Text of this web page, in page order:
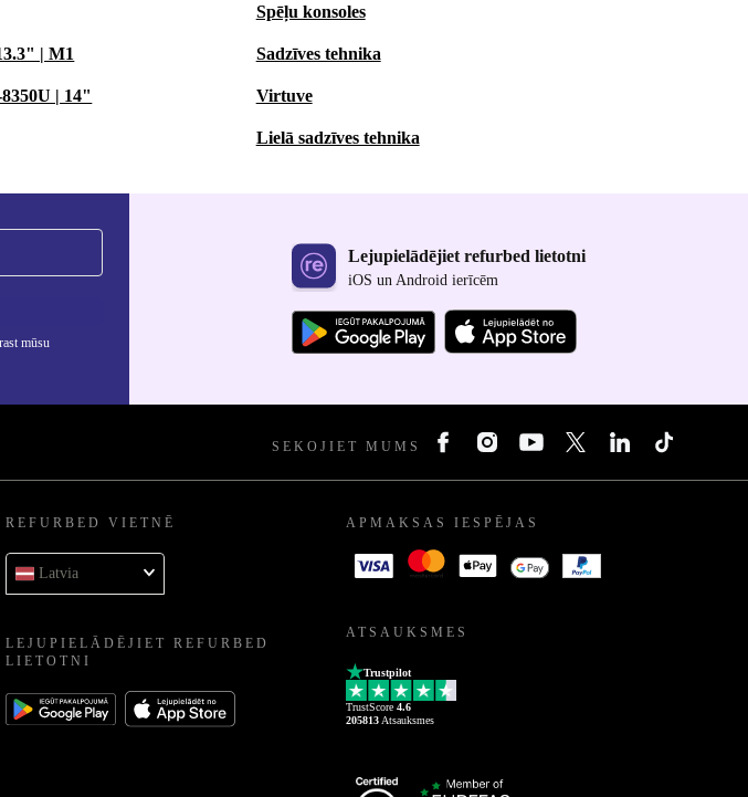
| M1
| 14"
Spēļu konsoles
Sadzīves tehnika
Virtuve
Lielā sadzīves tehnika
mūsu
Lejupielādējiet refurbed lietotni
iOS un Android ierīcēm
SEKOJIET MUMS
REFURBED VIETNĒ
Latvia
LEJUPIELĀDĒJIET REFURBED
LIETOTNI
APMAKSAS IESPĒJAS
ATSAUKSMES
Trustpilot
TrustScore 4.6
205813 Atsauksmes